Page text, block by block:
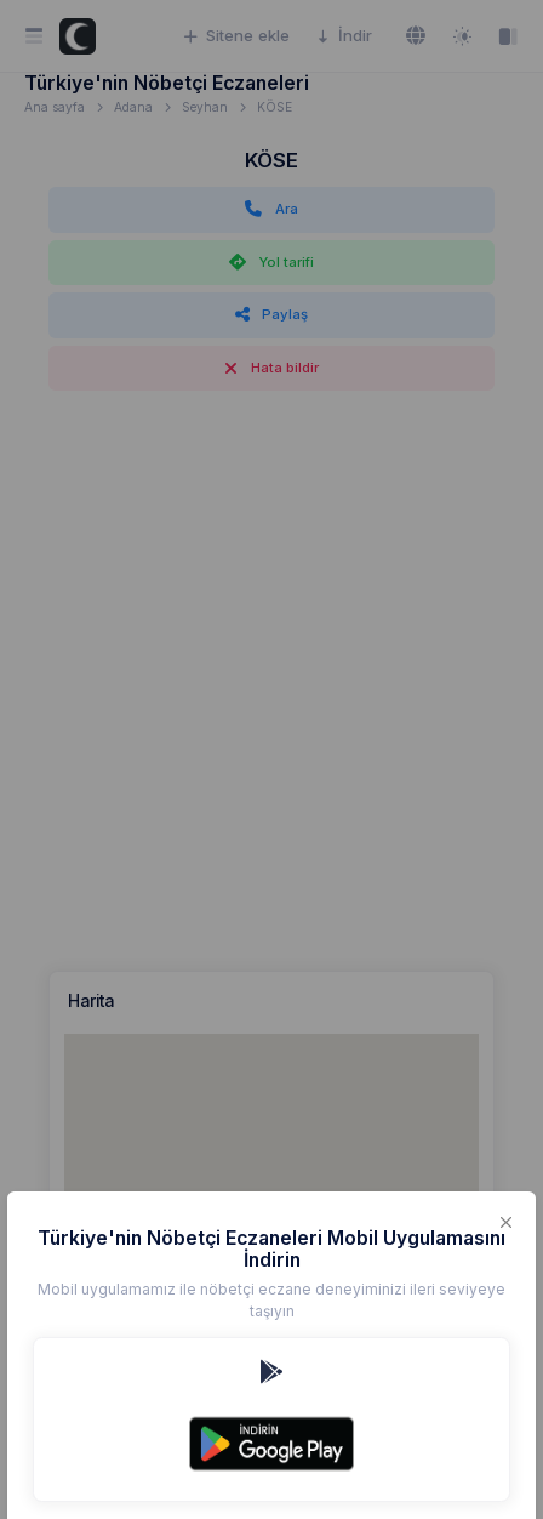
Sitene ekle İndir
Türkiye'nin Nöbetçi Eczaneleri
Ana sayfa Adana Seyhan KÖSE
KÖSE
Ara
Yol tarifi
Paylaş
Hata bildir
Harita
Türkiye'nin Nöbetçi Eczaneleri Mobil Uygulamasını
İndirin
Mobil uygulamamız ile nöbetçi eczane deneyiminizi ileri seviyeye
taşıyın